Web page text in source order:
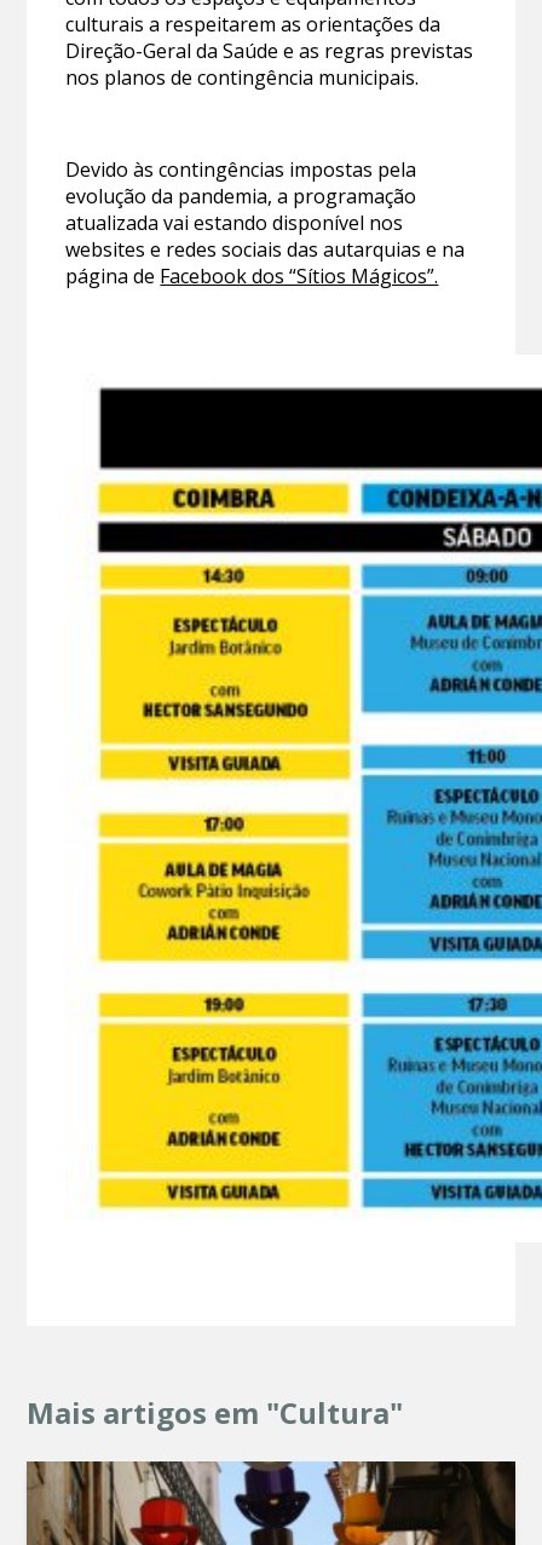
culturais a respeitarem as orientações da
Direção-Geral da Saúde e as regras previstas
nos planos de contingência municipais.
Devido às contingências impostas pela
evolução da pandemia, a programação
atualizada vai estando disponível nos
websites e redes sociais das autarquias e na
página de Facebook dos “Sítios Mágicos”.
Mais artigos em "Cultura"